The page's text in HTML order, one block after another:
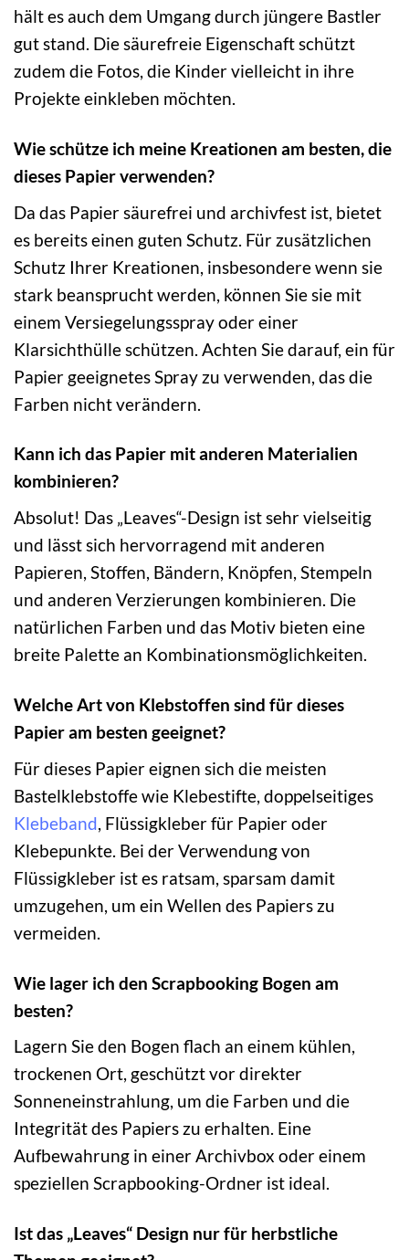
hält es auch dem Umgang durch jüngere Bastler
gut stand. Die säurefreie Eigenschaft schützt
zudem die Fotos, die Kinder vielleicht in ihre
Projekte einkleben möchten.
Wie schütze ich meine Kreationen am besten, die
dieses Papier verwenden?
Da das Papier säurefrei und archivfest ist, bietet
es bereits einen guten Schutz. Für zusätzlichen
Schutz Ihrer Kreationen, insbesondere wenn sie
stark beansprucht werden, können Sie sie mit
einem Versiegelungsspray oder einer
Klarsichthülle schützen. Achten Sie darauf, ein für
Papier geeignetes Spray zu verwenden, das die
Farben nicht verändern.
Kann ich das Papier mit anderen Materialien
kombinieren?
Absolut! Das „Leaves“-Design ist sehr vielseitig
und lässt sich hervorragend mit anderen
Papieren, Stoffen, Bändern, Knöpfen, Stempeln
und anderen Verzierungen kombinieren. Die
natürlichen Farben und das Motiv bieten eine
breite Palette an Kombinationsmöglichkeiten.
Welche Art von Klebstoffen sind für dieses
Papier am besten geeignet?
Für dieses Papier eignen sich die meisten
Bastelklebstoffe wie Klebestifte, doppelseitiges
Klebeband, Flüssigkleber für Papier oder
Klebepunkte. Bei der Verwendung von
Flüssigkleber ist es ratsam, sparsam damit
umzugehen, um ein Wellen des Papiers zu
vermeiden.
Wie lager ich den Scrapbooking Bogen am
besten?
Lagern Sie den Bogen flach an einem kühlen,
trockenen Ort, geschützt vor direkter
Sonneneinstrahlung, um die Farben und die
Integrität des Papiers zu erhalten. Eine
Aufbewahrung in einer Archivbox oder einem
speziellen Scrapbooking-Ordner ist ideal.
Ist das „Leaves“ Design nur für herbstliche